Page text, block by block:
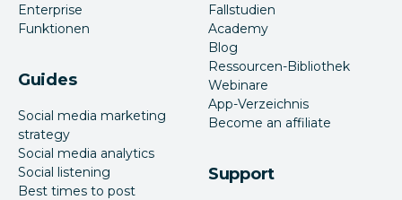
Enterprise
Funktionen
Guides
Social media marketing
strategy
Social media analytics
Social listening
Best times to post
Fallstudien
Academy
Blog
Ressourcen-Bibliothek
Webinare
App-Verzeichnis
Become an affiliate
Support